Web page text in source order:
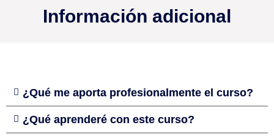
Información adicional
¿Qué me aporta profesionalmente el curso?
¿Qué aprenderé con este curso?